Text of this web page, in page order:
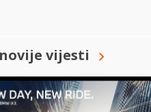
vijesti